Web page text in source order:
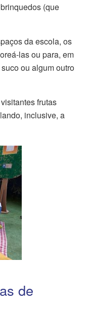
(que
da escola, os
las ou para, em
ou algum outro
frutas
inclusive, a
de